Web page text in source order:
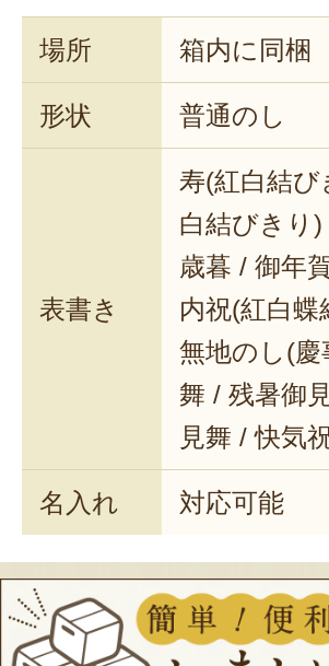
場所 箱内に同梱
形状 普通のし
表書き
寿(紅白結
白結びきり
歳暮 / 御年
内祝(紅白
無地のし(
舞 / 残暑御
見舞 / 快気
名入れ 対応可能